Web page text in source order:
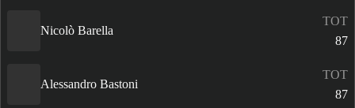
Nicolò Barella
TOT
87
Alessandro Bastoni
TOT
87